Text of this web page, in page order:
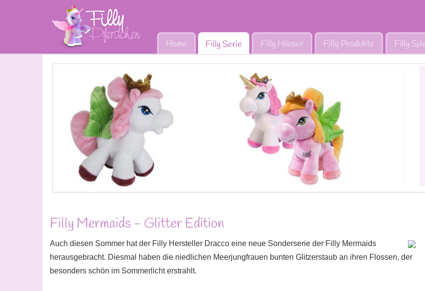
Home Filly Serie Filly Häuser Filly Produkte Filly
Filly Mermaids - Glitter Edition
Auch diesen Sommer hat der Filly Hersteller Dracco eine neue Sonderserie der Filly Mermaids
herausgebracht. Diesmal haben die niedlichen Meerjungfrauen bunten Glitzerstaub an ihren Flossen, der
besonders schön im Sommerlicht erstrahlt.